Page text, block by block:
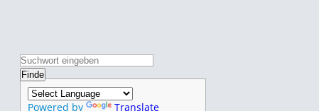
Powered by Translate